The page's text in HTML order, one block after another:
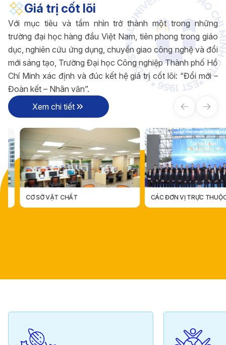
Giá trị cốt lõi
Với mục tiêu và tầm nhìn trở thành một trong những
trường đại học hàng đầu Việt Nam, tiên phong trong giáo
dục, nghiên cứu ứng dụng, chuyển giao công nghệ và đổi
mới sáng tạo, Trường Đại học Công nghiệp Thành phố Hồ
Chí Minh xác định và đúc kết hệ giá trị cốt lõi: “Đổi mới –
Đoàn kết – Nhân văn”.
Xem chi tiết
CƠ SỞ VẬT CHẤT CÁC ĐƠN VỊ TRỰC THUỘC